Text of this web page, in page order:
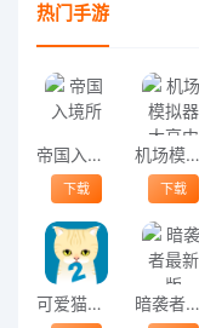
热门手游
帝国入境所
下载
机场模拟器大亨中文版
下载
可爱猫咪满满2中文版 暗袭者最新版